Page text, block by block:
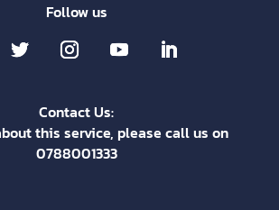
Follow us
Contact Us:
this service, please call us on
0788001333